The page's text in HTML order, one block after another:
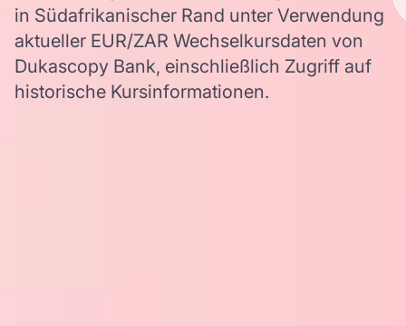
in Südafrikanischer Rand unter Verwendung
aktueller EUR/ZAR Wechselkursdaten von
Dukascopy Bank, einschließlich Zugriff auf
historische Kursinformationen.